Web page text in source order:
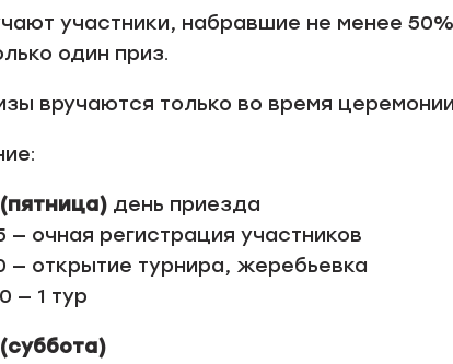
участники, набравшие не менее
один приз.
вручаются только во время
день приезда
— очная регистрация участников
— открытие турнира, жеребьевка
— 1 тур